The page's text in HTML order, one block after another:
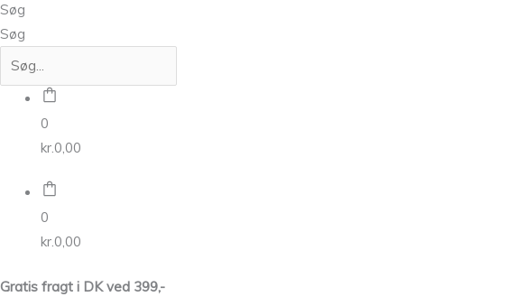
Søg
Søg
0
kr.0,00
0
kr.0,00
Gratis fragt i DK ved 399,-